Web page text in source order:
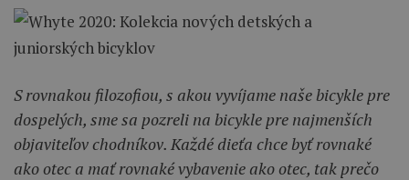
S rovnakou filozofiou, s akou vyvíjame naše bicykle pre
dospelých, smesa pozreli na bicykle pre najmenších
objaviteľovchodníkov. Každé dieťa chce byť rovnaké
akootec a mať rovnaké vybavenie akootec, tak prečo